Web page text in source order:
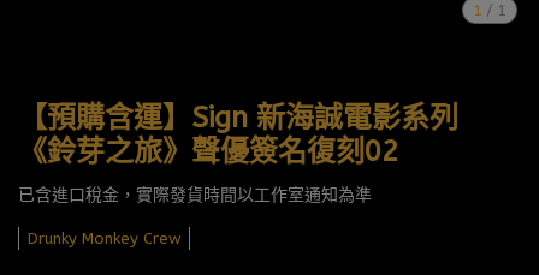
1 / 1
【預購含運】Sign 新海誠電影系列
《鈴芽之旅》聲優簽名復刻02
已含進口稅金，實際發貨時間以工作室通知為準
Drunky Monkey Crew